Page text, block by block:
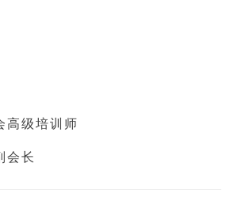
高级培训师
会长